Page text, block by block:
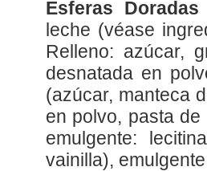
Esferas
leche (véase
Relleno: azúcar,
desnatada en
(azúcar, manteca
en polvo, pasta
emulgente:
vainilla),